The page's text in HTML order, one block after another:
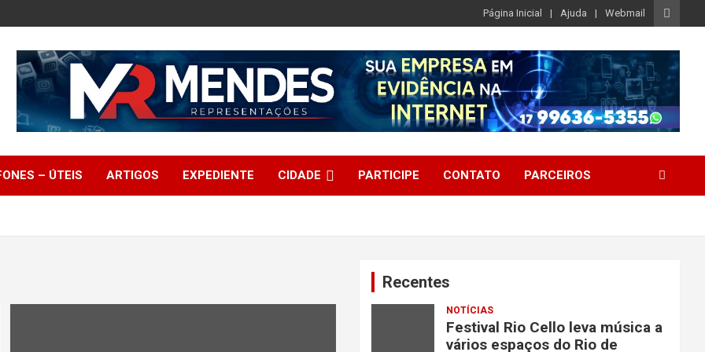
Página Inicial Ajuda Webmail
– ÚTEIS ARTIGOS EXPEDIENTE CIDADE PARTICIPE CONTATO PARCEIROS
Recentes
NOTÍCIAS
Festival Rio Cello leva música a
vários espaços do Rio de